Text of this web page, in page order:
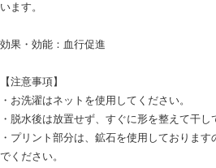
います。
効果・効能：血行促進
【注意事項】
・お洗濯はネットを使用してください。
・脱水後は放置せず、すぐに形を整えて干し
・プリント部分は、鉱石を使用しておりま
でください。